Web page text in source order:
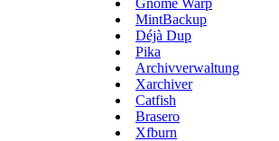
Gnome Warp
MintBackup
Déjà Dup
Pika
Archivverwaltung
Xarchiver
Catfish
Brasero
Xfburn